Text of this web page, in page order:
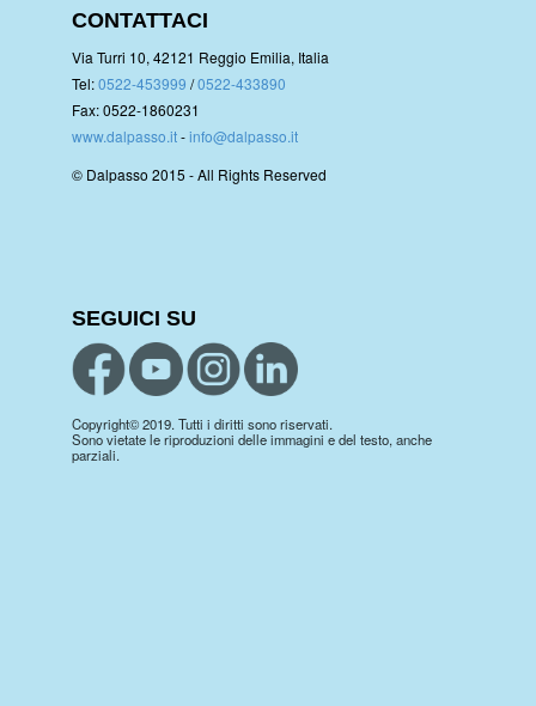
CONTATTACI
Via Turri 10, 42121 Reggio Emilia, Italia
Tel:0522-453999 /0522-433890
Fax: 0522-1860231
www.dalpasso.it-info@dalpasso.it
© Dalpasso 2015 - All Rights Reserved
SEGUICI SU
Copyright© 2019. Tutti i diritti sono riservati.
Sono vietate le riproduzioni delle immagini e del testo, anche
parziali.